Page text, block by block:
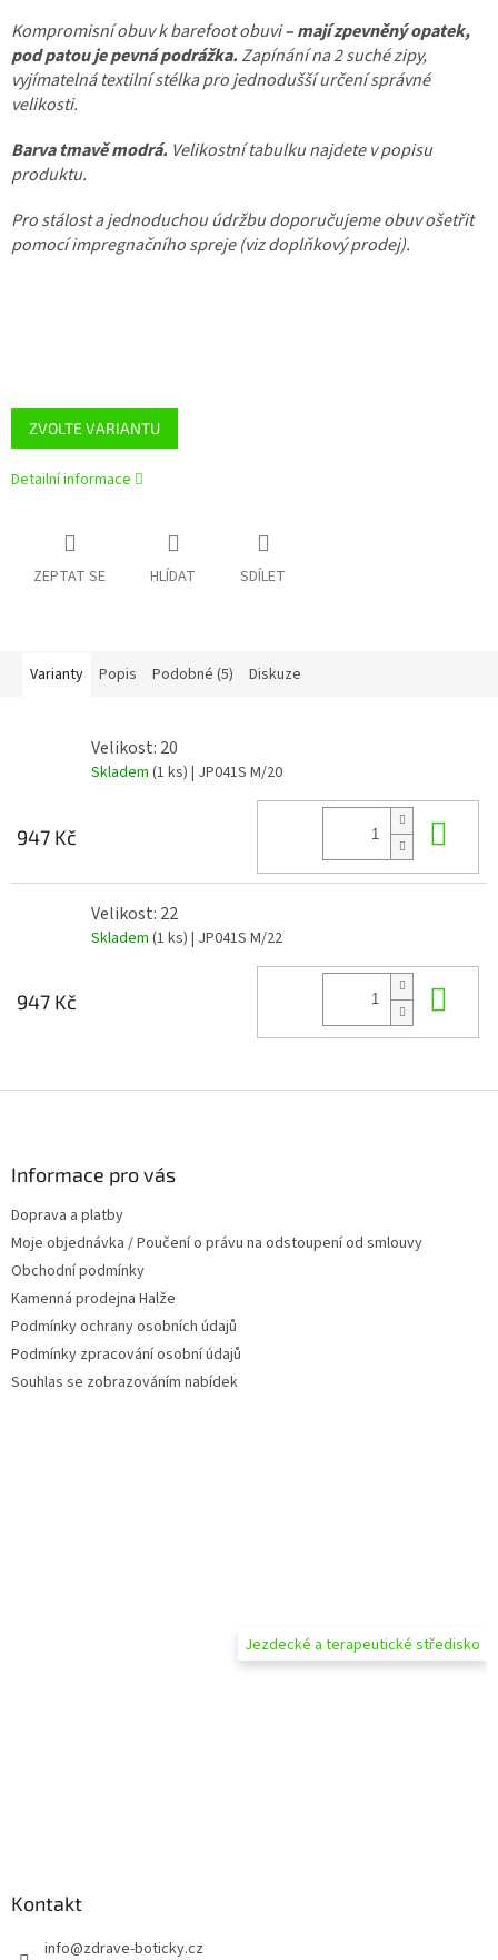
ZVOLTE VARIANTU
Kompromisní obuv k barefoot obuvi– mají zpevněný opatek,
pod patou je pevná podrážka.Zapínání na 2 suché zipy,
vyjímatelná textilní stélka pro jednodušší určení správné
velikosti.
Barva tmavě modrá. Velikostní tabulku najdete v popisu
produktu.
Pro stálost a jednoduchou údržbu doporučujeme obuv ošetřit
pomocí impregnačního spreje (viz doplňkový prodej).
Detailní informace
ZEPTAT SE HLÍDAT SDÍLET
Varianty Popis Podobné (5) Diskuze
Velikost: 20
Skladem (1 ks) | JP041S M/20
947 Kč
Velikost: 22
Skladem (1 ks) | JP041S M/22
947 Kč
Informace pro vás
Doprava a platby
Moje objednávka / Poučení o právu na odstoupení od smlouvy
Obchodní podmínky
Kamenná prodejna Halže
Podmínky ochrany osobních údajů
Podmínky zpracování osobní údajů
Souhlas se zobrazováním nabídek
Jezdecké a terapeutické středisko
Kontakt
info@zdrave-boticky.cz